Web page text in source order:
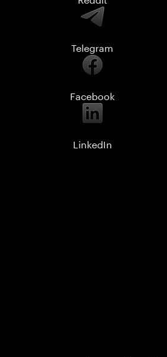
Telegram
Facebook
LinkedIn